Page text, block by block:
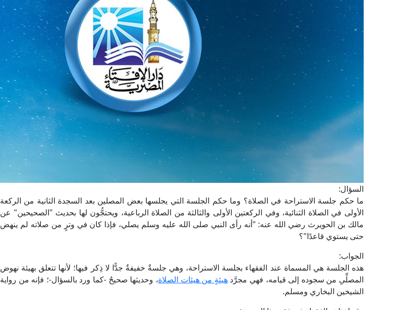
السؤال:
ما حكم جلسة الاستراحة في الصلاة؟ وما حكم الجلسة التي يجلسها بعض المصلين بعد السجدة الثانية من الركعة
الأولى في الصلاة الثنائية، وفي الركعتين الأولى والثالثة من الصلاة الرباعية، ويحتجُّون لها بحديث "الصحيحين" عن
مالك بن الحويرث رضي الله عنه: "أنه رأى النبي صلى الله عليه وسلم يصلي، فإذا كان في وترٍ من صلاته لم ينهض
حتى يستوي قاعدًا"؟
الجواب:
هذه الجلسة هي المسماة عند الفقهاء بجلسة الاستراحة، وهي جلسةٌ خفيفةٌ جدًّا لا ذِكر فيها؛ لأنها تتعلق بهيئة نهوض
المصلِّىِ من سجوده إلى قيامه، فهي مجرَّدهيئةٍ من هيئات الصلاة، وحديثها صحيحُ -كما ورد بالسؤال-؛ فإنه من رواية
الشيخين البخاري ومسلم.